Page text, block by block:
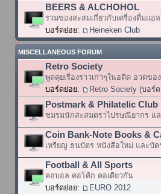
BEERS & ALCHOHOL
รวมของสะสมเกี่ยวกับเครื่องดื่มแอ
บอร์ดย่อย:
Heineken Club
MISCELLANEOUS FORUM
Retro Society
พูดคุยเรื่องราวเก่าๆในอดีต อวดข
บอร์ดย่อย:
Retro Society (บอร์ด
Postmark & Philatelic Club
ชมรมนักสะสมตราไปรษณียากร แ
Coin Bank-Note Books &
เหรียญ ธนบัตร หนังสือใหม่ และบัต
Football & All Sports
คอบอล คอโค้ก คอเดียวกัน
บอร์ดย่อย:
EURO 2012